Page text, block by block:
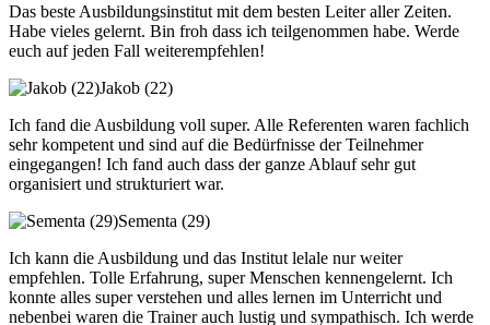
Das beste Ausbildungsinstitut mit dem besten Leiter aller Zeiten.
Habe vieles gelernt. Bin froh dass ich teilgenommen habe. Werde
euch auf jeden Fall weiterempfehlen!
Jakob (22)
Ich fand die Ausbildung voll super. Alle Referenten waren fachlich
sehr kompetent und sind auf die Bedürfnisse der Teilnehmer
eingegangen! Ich fand auch dass der ganze Ablauf sehr gut
organisiert und strukturiert war.
Sementa (29)
Ich kann die Ausbildung und das Institut lelale nur weiter
empfehlen. Tolle Erfahrung, super Menschen kennengelernt. Ich
konnte alles super verstehen und alles lernen im Unterricht und
nebenbei waren die Trainer auch lustig und sympathisch. Ich werde